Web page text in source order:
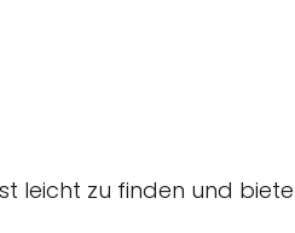
leicht zu finden und